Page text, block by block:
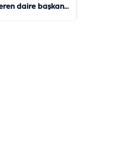
daire başkanı